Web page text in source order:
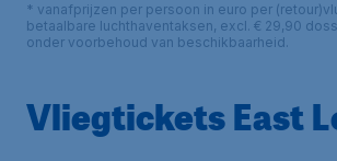
* vanafprijzen per persoon in euro per
betaalbare luchthaventaksen, excl. € 29,90
onder voorbehoud van beschikbaarheid.
Vliegtickets East